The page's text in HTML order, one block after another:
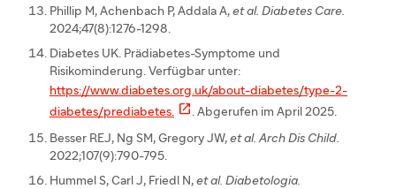
Phillip M, Achenbach P, Addala A, et al. Diabetes Care.
2024;47(8):1276-1298.
Diabetes UK. Prädiabetes-Symptome und
Risikominderung. Verfügbar unter:
https://www.diabetes.org.uk/about-diabetes/type-2-
diabetes/prediabetes.  . Abgerufen im April 2025.
Besser REJ, Ng SM, Gregory JW, et al. Arch Dis Child.
2022;107(9):790-795.
Hummel S, Carl J, Friedl N, et al. Diabetologia.